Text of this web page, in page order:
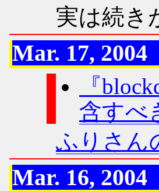
実は続き
Mar. 17, 2004
『
含すべ
ふりさん
Mar. 16, 2004